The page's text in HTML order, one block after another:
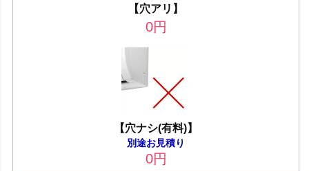
【穴アリ】
0円
【穴ナシ(有料)】
別途お見積り
0円